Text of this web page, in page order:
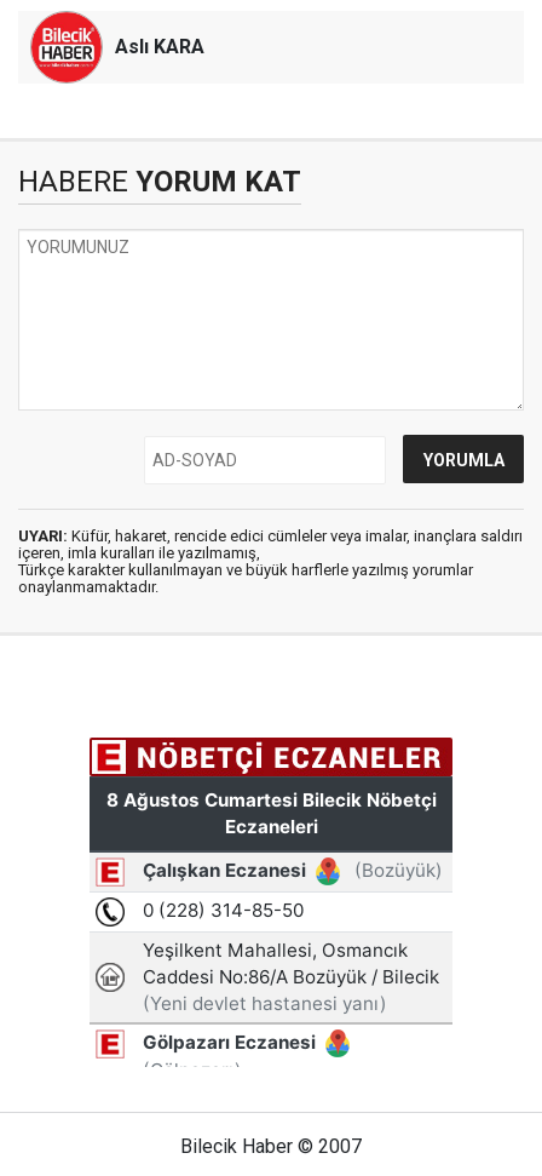
Aslı KARA
HABERE YORUM KAT
UYARI: Küfür, hakaret, rencide edici cümleler veya imalar, inançlara saldırı
içeren, imla kuralları ile yazılmamış,
Türkçe karakter kullanılmayan ve büyük harflerle yazılmış yorumlar
onaylanmamaktadır.
Bilecik Haber © 2007